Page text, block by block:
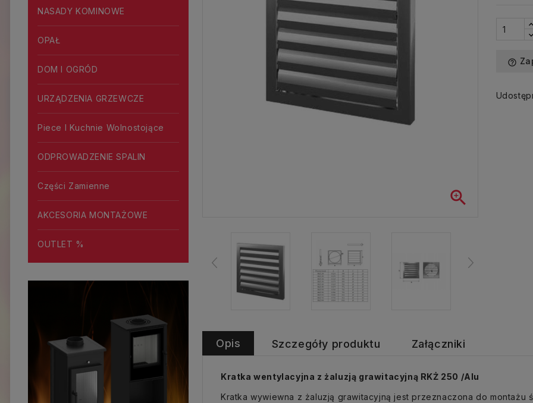
NASADY KOMINOWE
OPAŁ
DOM I OGRÓD
URZĄDZENIA GRZEWCZE
Piece I Kuchnie Wolnostojące
ODPROWADZENIE SPALIN
Części Zamienne
AKCESORIA MONTAŻOWE
OUTLET %

help_outline
Opis Szczegóły produktu Załączniki
Kratka wentylacyjna z żaluzją grawitacyjną RKŻ 250 /Alu
Kratka wywiewna z żaluzją grawitacyjną jest przeznaczona do